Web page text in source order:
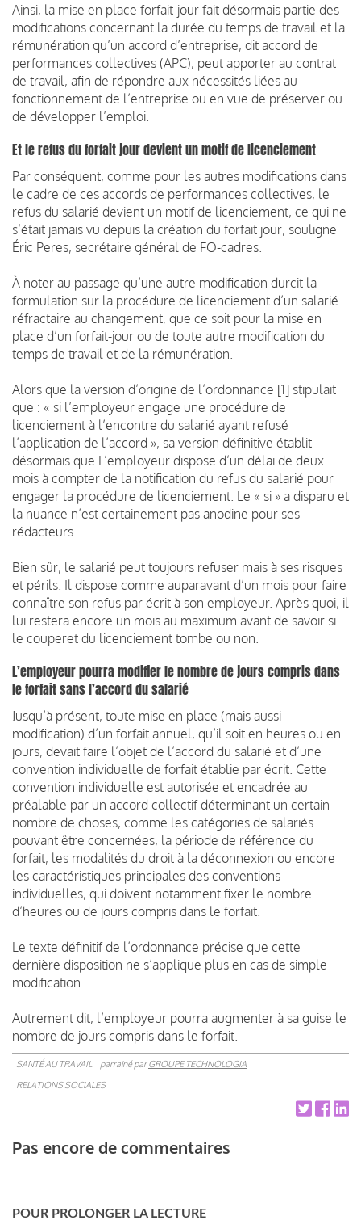
Ainsi, la mise en place forfait-jour fait désormais partie des
modifications concernant la durée du temps de travail et la
rémunération qu’un accord d’entreprise, dit accord de
performances collectives (APC), peut apporter au contrat
de travail, afin de répondre aux nécessités liées au
fonctionnement de l’entreprise ou en vue de préserver ou
de développer l’emploi.
Et le refus du forfait jour devient un motif de licenciement
Par conséquent, comme pour les autres modifications dans
le cadre de ces accords de performances collectives, le
refus du salarié devient un motif de licenciement, ce qui ne
s’était jamais vu depuis la création du forfait jour, souligne
Éric Peres, secrétaire général de FO-cadres.
À noter au passage qu’une autre modification durcit la
formulation sur la procédure de licenciement d’un salarié
réfractaire au changement, que ce soit pour la mise en
place d’un forfait-jour ou de toute autre modification du
temps de travail et de la rémunération.
Alors que la version d’origine de l’ordonnance [1] stipulait
que : « si l’employeur engage une procédure de
licenciement à l’encontre du salarié ayant refusé
l’application de l’accord », sa version définitive établit
désormais que L’employeur dispose d’un délai de deux
mois à compter de la notification du refus du salarié pour
engager la procédure de licenciement. Le « si » a disparu et
la nuance n’est certainement pas anodine pour ses
rédacteurs.
Bien sûr, le salarié peut toujours refuser mais à ses risques
et périls. Il dispose comme auparavant d’un mois pour faire
connaître son refus par écrit à son employeur. Après quoi, il
lui restera encore un mois au maximum avant de savoir si
le couperet du licenciement tombe ou non.
L’employeur pourra modifier le nombre de jours compris dans
le forfait sans l’accord du salarié
Jusqu’à présent, toute mise en place (mais aussi
modification) d’un forfait annuel, qu’il soit en heures ou en
jours, devait faire l’objet de l’accord du salarié et d’une
convention individuelle de forfait établie par écrit. Cette
convention individuelle est autorisée et encadrée au
préalable par un accord collectif déterminant un certain
nombre de choses, comme les catégories de salariés
pouvant être concernées, la période de référence du
forfait, les modalités du droit à la déconnexion ou encore
les caractéristiques principales des conventions
individuelles, qui doivent notamment fixer le nombre
d’heures ou de jours compris dans le forfait.
Le texte définitif de l’ordonnance précise que cette
dernière disposition ne s’applique plus en cas de simple
modification.
Autrement dit, l’employeur pourra augmenter à sa guise le
nombre de jours compris dans le forfait.
SANTÉ AU TRAVAIL parrainé parGROUPE TECHNOLOGIA
RELATIONS SOCIALES
Pas encore de commentaires
POUR PROLONGER LA LECTURE